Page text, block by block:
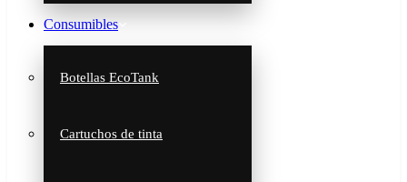
Consumibles
Botellas EcoTank
Cartuchos de tinta